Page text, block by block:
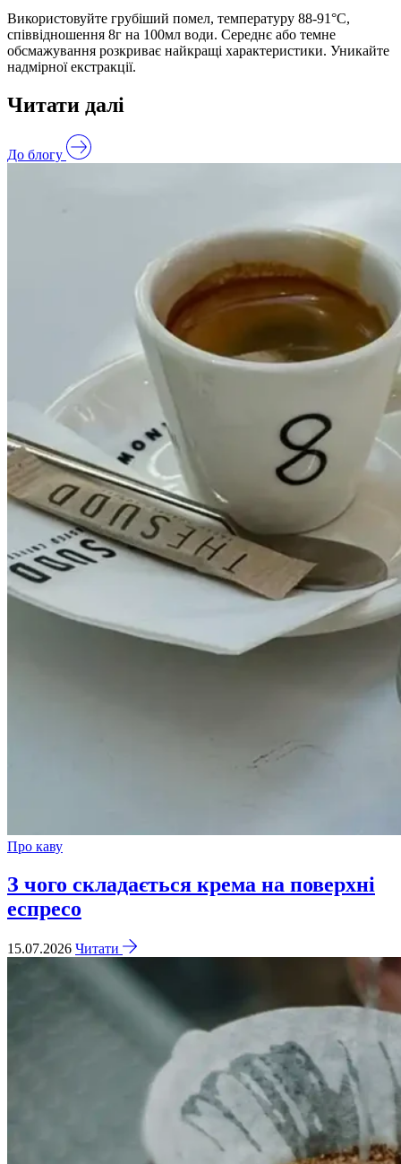
Використовуйте грубіший помел, температуру 88-91°C,
співвідношення 8г на 100мл води. Середнє або темне
обсмажування розкриває найкращі характеристики. Уникайте
надмірної екстракції.
Читати далі
До блогу
Про каву
З чого складається крема на поверхні
еспресо
15.07.2026 Читати